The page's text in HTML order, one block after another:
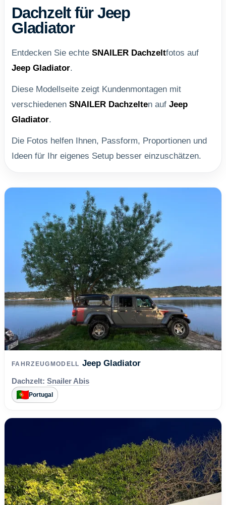
Dachzelt für Jeep
Gladiator
Entdecken Sie echte SNAILER Dachzeltfotos auf
Jeep Gladiator.
Diese Modellseite zeigt Kundenmontagen mit
verschiedenen SNAILER Dachzelten auf Jeep
Gladiator.
Die Fotos helfen Ihnen, Passform, Proportionen und
Ideen für Ihr eigenes Setup besser einzuschätzen.
FAHRZEUGMODELL Jeep Gladiator
Dachzelt: Snailer Abis
Portugal